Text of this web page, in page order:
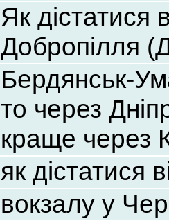
Як дістатися
Добропілля
Бердянськ-
то через
краще через
як дістатися
вокзалу у